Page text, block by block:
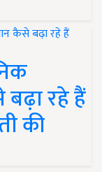
रहे हैं
की